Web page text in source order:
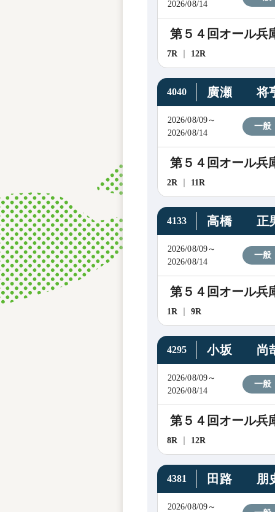
2026/08/14
第５４回オール兵
7R 12R
4040 廣瀬 将
2026/08/09～
2026/08/14
一般
第５４回オール兵
2R 11R
4133 高橋 正
2026/08/09～
2026/08/14
一般
第５４回オール兵
1R 9R
4295 小坂 尚
2026/08/09～
2026/08/14
一般
第５４回オール兵
8R 12R
4381 田路 朋
2026/08/09～